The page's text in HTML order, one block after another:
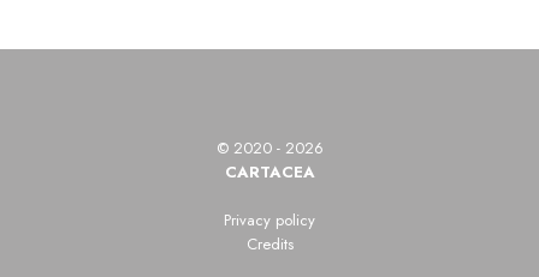
© 2020 - 2026
CARTACEA
Privacy policy
Credits